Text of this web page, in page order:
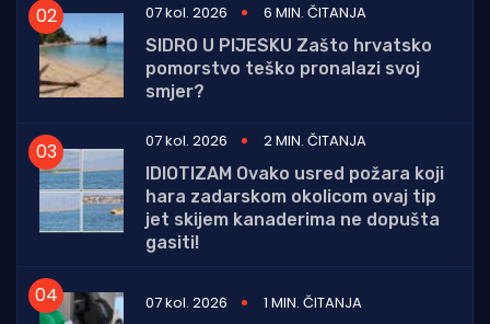
07 kol. 2026
6 MIN. ČITANJA
SIDRO U PIJESKU Zašto hrvatsko
pomorstvo teško pronalazi svoj
smjer?
07 kol. 2026
2 MIN. ČITANJA
IDIOTIZAM Ovako usred požara koji
hara zadarskom okolicom ovaj tip
jet skijem kanaderima ne dopušta
gasiti!
07 kol. 2026
1 MIN. ČITANJA